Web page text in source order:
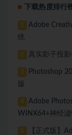
下载热度排行
1
Adobe
统
2 真实影子投
3
Photoshop
版
4
Adobe
WINX64+神经
5
【正式版】